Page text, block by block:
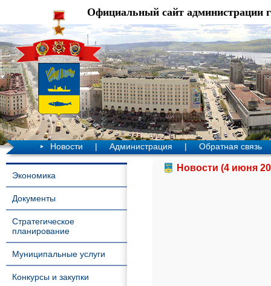
Официальный сайт администрации
Новости | Администрация | Обратная связь
Экономика
Документы
Стратегическое
планирование
Муниципальные услуги
Конкурсы и закупки
Новости (4 июня